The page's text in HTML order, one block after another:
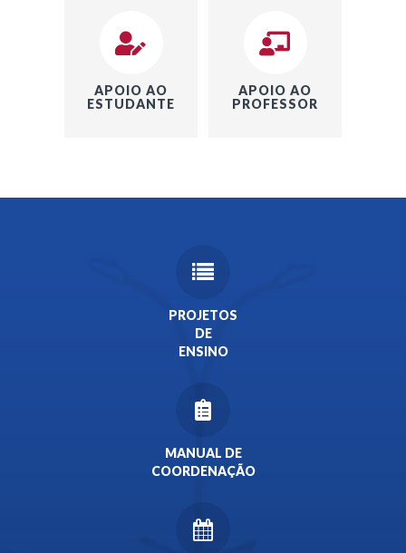
APOIO AO
ESTUDANTE
APOIO AO
PROFESSOR
PROJETOS
DE
ENSINO
MANUAL DE
COORDENAÇÃO